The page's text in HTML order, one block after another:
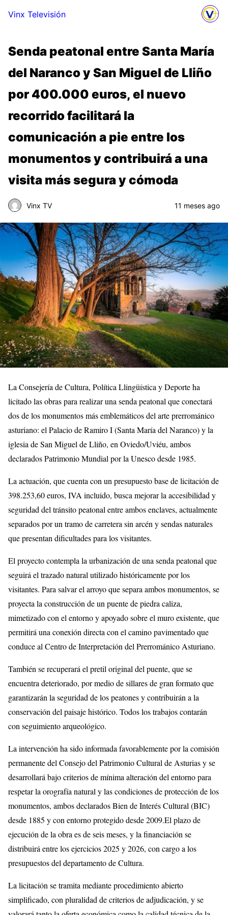
Vinx Televisión
Senda peatonal entre Santa María
del Naranco y San Miguel de Lliño
por 400.000 euros, el nuevo
recorrido facilitará la
comunicación a pie entre los
monumentos y contribuirá a una
visita más segura y cómoda
Vinx TV 11 meses ago
La Consejería de Cultura, Política Llingüística y Deporte ha
licitado las obras para realizar una senda peatonal que conectará
dos de los monumentos más emblemáticos del arte prerrománico
asturiano: el Palacio de Ramiro I (Santa María del Naranco) y la
iglesia de San Miguel de Lliño, en Oviedo/Uviéu, ambos
declarados Patrimonio Mundial por la Unesco desde 1985.
La actuación, que cuenta con un presupuesto base de licitación de
398.253,60 euros, IVA incluido, busca mejorar la accesibilidad y
seguridad del tránsito peatonal entre ambos enclaves, actualmente
separados por un tramo de carretera sin arcén y sendas naturales
que presentan dificultades para los visitantes.
El proyecto contempla la urbanización de una senda peatonal que
seguirá el trazado natural utilizado históricamente por los
visitantes. Para salvar el arroyo que separa ambos monumentos, se
proyecta la construcción de un puente de piedra caliza,
mimetizado con el entorno y apoyado sobre el muro existente, que
permitirá una conexión directa con el camino pavimentado que
conduce al Centro de Interpretación del Prerrománico Asturiano.
También se recuperará el pretil original del puente, que se
encuentra deteriorado, por medio de sillares de gran formato que
garantizarán la seguridad de los peatones y contribuirán a la
conservación del paisaje histórico. Todos los trabajos contarán
con seguimiento arqueológico.
La intervención ha sido informada favorablemente por la comisión
permanente del Consejo del Patrimonio Cultural de Asturias y se
desarrollará bajo criterios de mínima alteración del entorno para
respetar la orografía natural y las condiciones de protección de los
monumentos, ambos declarados Bien de Interés Cultural (BIC)
desde 1885 y con entorno protegido desde 2009.El plazo de
ejecución de la obra es de seis meses, y la financiación se
distribuirá entre los ejercicios 2025 y 2026, con cargo a los
presupuestos del departamento de Cultura.
La licitación se tramita mediante procedimiento abierto
simplificado, con pluralidad de criterios de adjudicación, y se